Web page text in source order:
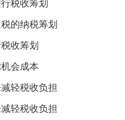
税收筹划
的纳税筹划
收筹划
会成本
轻税收负担
轻税收负担